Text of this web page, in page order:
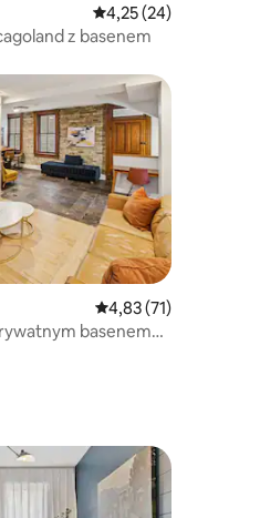
Średnia ocena: 4,25
4,25 (24)
z basenem
83 Średnia ocena: 4,83
4,83 (71)
basenem